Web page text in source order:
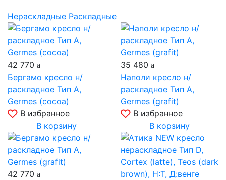
Нераскладные Раскладные
42 770
Бергамо кресло н/
раскладное Тип A,
Germes (cocoa)
В избранное
В корзину
35 480
Наполи кресло н/
раскладное Тип A,
Germes (grafit)
В избранное
В корзину
42 770